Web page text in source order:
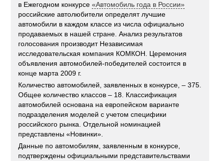
в Ежегодном конкурсе«Автомобиль года в России»
российские автолюбители определят лучшие
автомобили в каждом классе из числа официально
продаваемых в нашей стране. Анализ результатов
голосования производит Независимая
исследовательская компания КОМКОН. Церемония
объявления автомобилей-победителей состоится в
конце марта 2009 г.
Количество автомобилей, заявленных в конкурсе, – 375.
Общее количество классов – 18. Классификация
автомобилей основана на европейском варианте
подразделения моделей с учетом специфики
российского рынка. Отдельной номинацией
представлены «Новинки».
Данные по автомобилям, заявленным в конкурсе,
подтверждены официальными представительствами